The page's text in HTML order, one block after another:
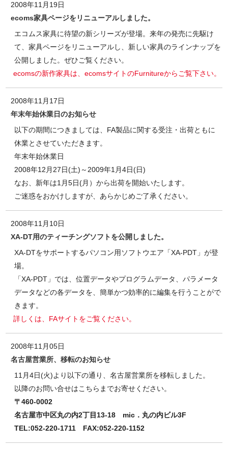
2008年11月19日
ecoms家具ページをリニューアルしました。
エコムス家具に待望の新シリーズが登場。来年の発売に先駆け
て、家具ページをリニューアルし、新しい家具のラインナップを
公開しました。ぜひご覧ください。
ecomsの新作家具は、ecomsサイトのFurnitureからご覧下さい。
2008年11月17日
年末年始休業日のお知らせ
以下の期間につきましては、FA製品に関する受注・出荷ともに
休業とさせていただきます。
年末年始休業日
2008年12月27日(土)～2009年1月4日(日)
なお、新年は1月5日(月）から出荷を開始いたします。
ご迷惑をおかけしますが、あらかじめご了承ください。
2008年11月10日
XA-DT用のティーチングソフトを公開しました。
XA-DTをサポートするパソコン用ソフトウエア「XA-PDT」が登
場。
「XA-PDT」では、位置データやプログラムデータ、パラメータ
データなどの各データを、簡単かつ効率的に編集を行うことがで
きます。
詳しくは、FAサイトをご覧ください。
2008年11月05日
名古屋営業所、移転のお知らせ
11月4日(火)より以下の通り、名古屋営業所を移転しました。
以降のお問い合せはこちらまでお寄せください。
〒460-0002
名古屋市中区丸の内2丁目13-18 mic．丸の内ビル3F
TEL:052-220-1711 FAX:052-220-1152